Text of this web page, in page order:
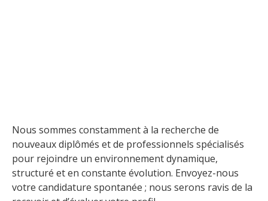
Nous sommes constamment à la recherche de
nouveaux diplômés et de professionnels spécialisés
pour rejoindre un environnement dynamique,
structuré et en constante évolution. Envoyez-nous
votre candidature spontanée ; nous serons ravis de la